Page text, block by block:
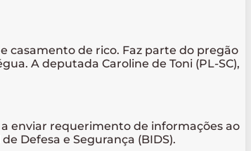
casamento de rico. Faz parte do pregão
A deputada Caroline de Toni (PL-SC),
enviar requerimento de informações ao
Defesa e Segurança (BIDS).